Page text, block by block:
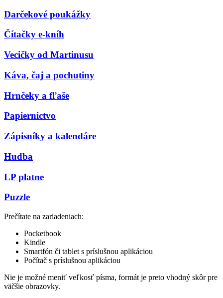
Darčekové poukážky
Čítačky e-kníh
Vecičky od Martinusu
Káva, čaj a pochutiny
Hrnčeky a fľaše
Papiernictvo
Zápisníky a kalendáre
Hudba
LP platne
Puzzle
Prečítate na zariadeniach:
Pocketbook
Kindle
Smartfón či tablet s príslušnou aplikáciou
Počítač s príslušnou aplikáciou
Nie je možné meniť veľkosť písma, formát je preto vhodný skôr pre
väčšie obrazovky.